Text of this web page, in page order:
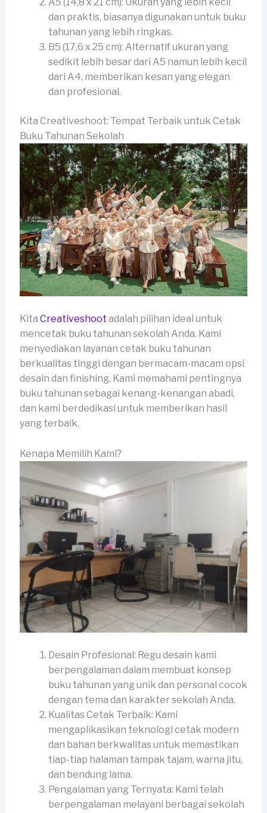
A5 (14,8 x 21 cm): Ukuran yang lebih kecil
dan praktis, biasanya digunakan untuk buku
tahunan yang lebih ringkas.
B5 (17,6 x 25 cm): Alternatif ukuran yang
sedikit lebih besar dari A5 namun lebih kecil
dari A4, memberikan kesan yang elegan
dan profesional.
Kita Creativeshoot: Tempat Terbaik untuk Cetak
Buku Tahunan Sekolah
Kita Creativeshoot adalah pilihan ideal untuk
mencetak buku tahunan sekolah Anda. Kami
menyediakan layanan cetak buku tahunan
berkualitas tinggi dengan bermacam-macam opsi
desain dan finishing. Kami memahami pentingnya
buku tahunan sebagai kenang-kenangan abadi,
dan kami berdedikasi untuk memberikan hasil
yang terbaik.
Kenapa Memilih Kami?
Desain Profesional: Regu desain kami
berpengalaman dalam membuat konsep
buku tahunan yang unik dan personal cocok
dengan tema dan karakter sekolah Anda.
Kualitas Cetak Terbaik: Kami
mengaplikasikan teknologi cetak modern
dan bahan berkwalitas untuk memastikan
tiap-tiap halaman tampak tajam, warna jitu,
dan bendung lama.
Pengalaman yang Ternyata: Kami telah
berpengalaman melayani berbagai sekolah